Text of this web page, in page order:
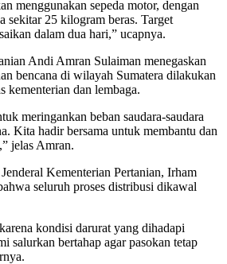
menggunakan sepeda motor, dengan
sekitar 25 kilogram beras. Target
dalam dua hari,” ucapnya.
Andi Amran Sulaiman menegaskan
bencana di wilayah Sumatera dilakukan
kementerian dan lembaga.
meringankan beban saudara-saudara
Kita hadir bersama untuk membantu dan
jelas Amran.
Kementerian Pertanian, Irham
seluruh proses distribusi dikawal
kondisi darurat yang dihadapi
salurkan bertahap agar pasokan tetap